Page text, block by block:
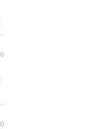
0
0